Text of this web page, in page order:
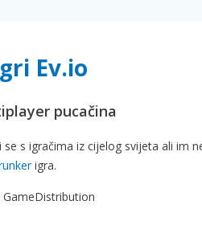
Ev.io
pucačina
se s igračima iz cijelog svijeta ali im
igra.
GameDistribution